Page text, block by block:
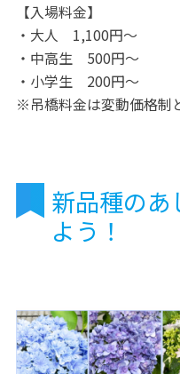
【入場料金】
・大人 1,100円～
・中高生 500円～
・小学生 200円～
※吊橋料金は変動価格制
新品種のあ
よう！